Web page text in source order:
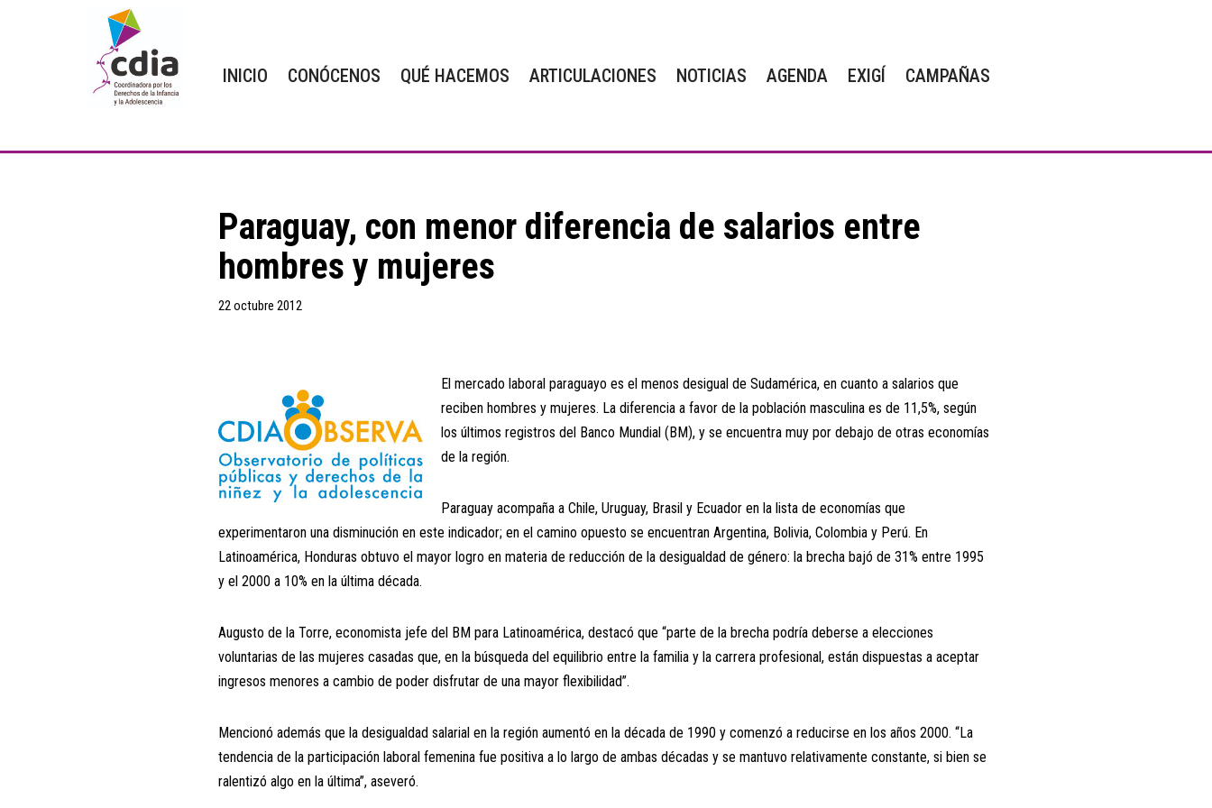
INICIO CONÓCENOS QUÉ HACEMOS ARTICULACIONES NOTICIAS AGENDA EXIGÍ CAMPAÑAS
Paraguay, con menor diferencia de salarios entre
hombres y mujeres
22 octubre 2012
El mercado laboral paraguayo es el menos desigual de Sudamérica, en cuanto a salarios que
reciben hombres y mujeres. La diferencia a favor de la población masculina es de 11,5%, según
los últimos registros del Banco Mundial (BM), y se encuentra muy por debajo de otras economías
de la región.
Paraguay acompaña a Chile, Uruguay, Brasil y Ecuador en la lista de economías que
experimentaron una disminución en este indicador; en el camino opuesto se encuentran Argentina, Bolivia, Colombia y Perú. En
Latinoamérica, Honduras obtuvo el mayor logro en materia de reducción de la desigualdad de género: la brecha bajó de 31% entre 1995
y el 2000 a 10% en la última década.
Augusto de la Torre, economista jefe del BM para Latinoamérica, destacó que “parte de la brecha podría deberse a elecciones
voluntarias de las mujeres casadas que, en la búsqueda del equilibrio entre la familia y la carrera profesional, están dispuestas a aceptar
ingresos menores a cambio de poder disfrutar de una mayor flexibilidad”.
Mencionó además que la desigualdad salarial en la región aumentó en la década de 1990 y comenzó a reducirse en los años 2000. “La
tendencia de la participación laboral femenina fue positiva a lo largo de ambas décadas y se mantuvo relativamente constante, si bien se
ralentizó algo en la última”, aseveró.